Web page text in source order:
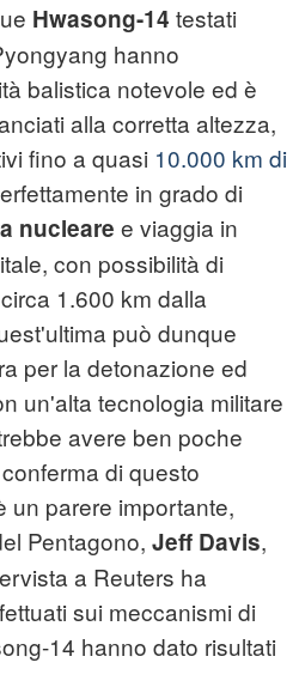
Hwasong-14 testati
hanno
balistica notevole ed è
alla corretta altezza,
fino a quasi 10.000 km di
in grado di
nucleare e viaggia in
con possibilità di
1.600 km dalla
può dunque
per la detonazione ed
un'alta tecnologia militare
avere ben poche
di questo
un parere importante,
Pentagono, Jeff Davis,
a Reuters ha
sui meccanismi di
14 hanno dato risultati